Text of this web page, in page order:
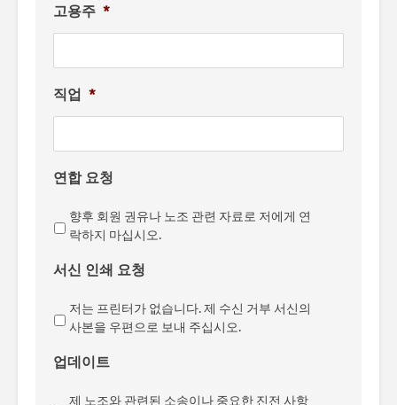
고용주 *
직업 *
연합 요청
향후 회원 권유나 노조 관련 자료로 저에게 연
락하지 마십시오.
서신 인쇄 요청
저는 프린터가 없습니다. 제 수신 거부 서신의
사본을 우편으로 보내 주십시오.
업데이트
제 노조와 관련된 소송이나 중요한 진전 사항